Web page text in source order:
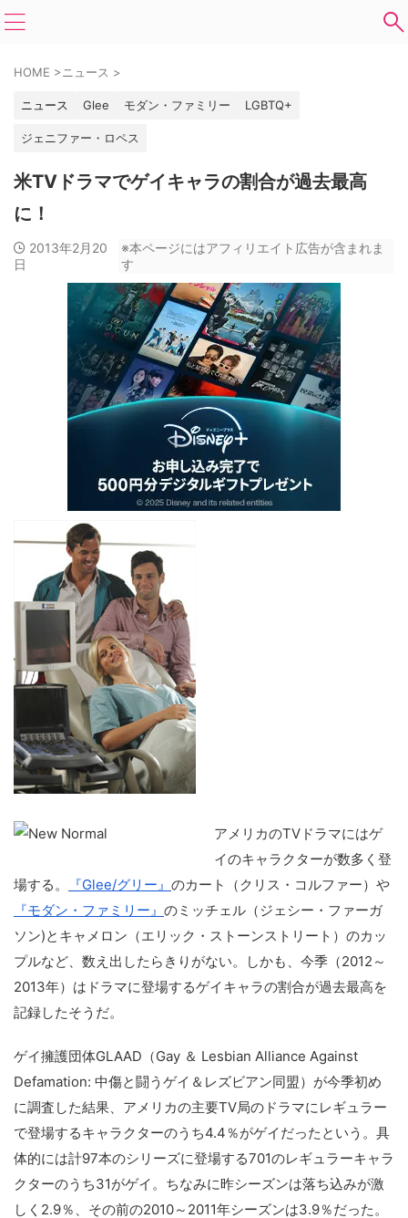
HOME >ニュース >
ニュース Glee モダン・ファミリー LGBTQ+
ジェニファー・ロペス
米TVドラマでゲイキャラの割合が過去最高
に！
2013年2月20
日
※本ページにはアフィリエイト広告が含まれま
す
アメリカのTVドラマにはゲ
イのキャラクターが数多く登
場する。
『Glee/グリー』 のカート（クリス・コルファー）や
『モダン・ファミリー』 のミッチェル（ジェシー・ファーガ
ソン)とキャメロン（エリック・ストーンストリート）のカッ
プルなど、数え出したらきりがない。しかも、今季（2012～
2013年）はドラマに登場するゲイキャラの割合が過去最高を
記録したそうだ。
ゲイ擁護団体GLAAD（Gay ＆ Lesbian Alliance Against
Defamation: 中傷と闘うゲイ＆レズビアン同盟）が今季初め
に調査した結果、アメリカの主要TV局のドラマにレギュラー
で登場するキャラクターのうち4.4％がゲイだったという。具
体的には計97本のシリーズに登場する701のレギュラーキャラ
クターのうち31がゲイ。ちなみに昨シーズンは落ち込みが激
しく2.9％、その前の2010～2011年シーズンは3.9％だった。